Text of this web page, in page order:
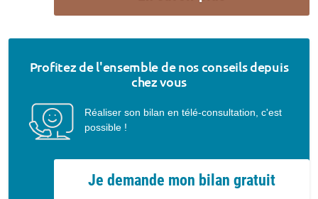
Profitez de l'ensemble de nos conseils depuis
chez vous
Réaliser son bilan en télé-consultation, c'est
possible !
Je demande mon bilan gratuit